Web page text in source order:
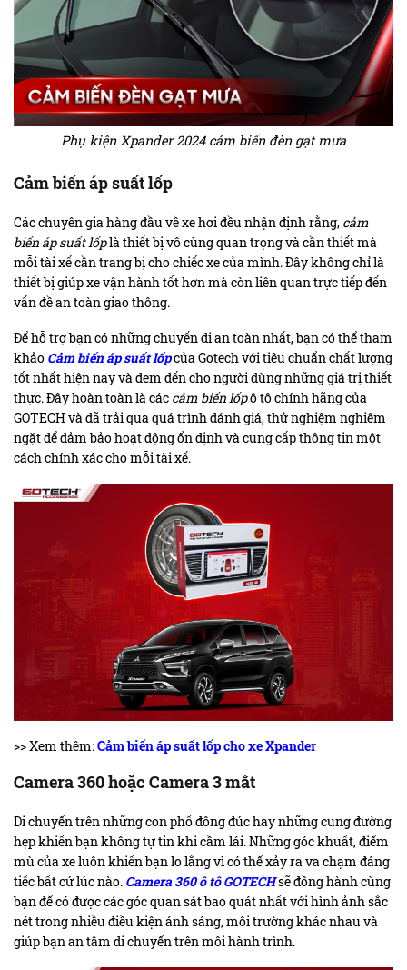
Phụ kiện Xpander 2024 cảm biến đèn gạt mưa
Cảm biến áp suất lốp
Các chuyên gia hàng đầu về xe hơi đều nhận định rằng, cảm
biến áp suất lốplà thiết bị vô cùng quan trọng và cần thiết mà
mỗi tài xế cần trang bị cho chiếc xe của mình. Đây không chỉ là
thiết bị giúp xe vận hành tốt hơn mà còn liên quan trực tiếp đến
vấn đề an toàn giao thông.
Để hỗ trợ bạn có những chuyến đi an toàn nhất, bạn có thể tham
khảo Cảm biến áp suất lốpcủa Gotech với tiêu chuẩn chất lượng
tốt nhất hiện nay và đem đến cho người dùng những giá trị thiết
thực. Đây hoàn toàn là các cảm biến lốpô tô chính hãng của
GOTECH và đã trải qua quá trình đánh giá, thử nghiệm nghiêm
ngặt để đảm bảo hoạt động ổn định và cung cấp thông tin một
cách chính xác cho mỗi tài xế.
>> Xem thêm:Cảm biến áp suất lốp cho xe Xpander
Camera 360 hoặc Camera 3 mắt
Di chuyển trên những con phố đông đúc hay những cung đường
hẹp khiến bạn không tự tin khi cầm lái. Những góc khuất, điểm
mù của xe luôn khiến bạn lo lắng vì có thể xảy ra va chạm đáng
tiếc bất cứ lúc nào. Camera 360 ô tô GOTECHsẽ đồng hành cùng
bạn để có được các góc quan sát bao quát nhất với hình ảnh sắc
nét trong nhiều điều kiện ánh sáng, môi trường khác nhau và
giúp bạn an tâm di chuyển trên mỗi hành trình.